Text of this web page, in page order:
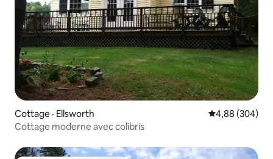
Cottage · Ellsworth Note
4,88 (304)
Cottage moderne avec colibris